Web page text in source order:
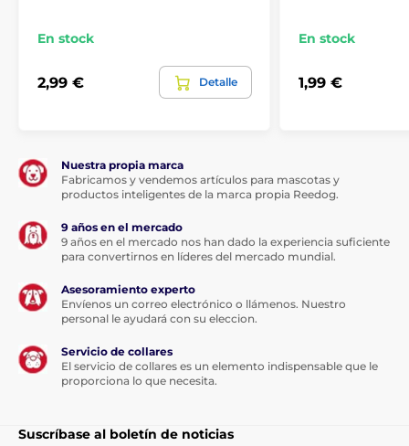
En stock
2,99 € Detalle
En stock
1,99 €
Nuestra propia marca
Fabricamos y vendemos artículos para mascotas y
productos inteligentes de la marca propia Reedog.
9 años en el mercado
9 años en el mercado nos han dado la experiencia suficiente
para convertirnos en líderes del mercado mundial.
Asesoramiento experto
Envíenos un correo electrónico o llámenos. Nuestro
personal le ayudará con su eleccion.
Servicio de collares
El servicio de collares es un elemento indispensable que le
proporciona lo que necesita.
Suscríbase al boletín de noticias